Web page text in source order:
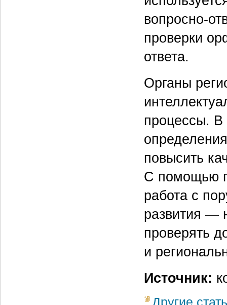
вопросно-
проверки
ответа.
Органы
процессы. В
повысить
С помощью
работа с
развития —
проверять
и
Источник:
Другие